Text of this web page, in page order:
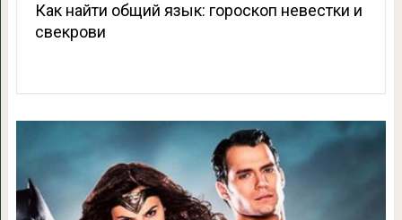
Как найти общий язык: гороскоп невестки и
свекрови